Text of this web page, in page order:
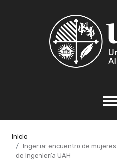
Inicio
Ingenia: encuentro de
de Ingeniería UAH